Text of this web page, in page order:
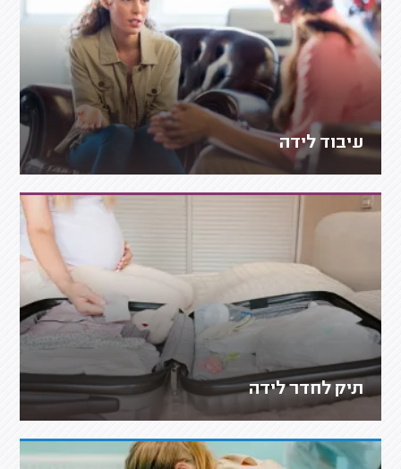
עיבוד לידה
תיק לחדר לידה